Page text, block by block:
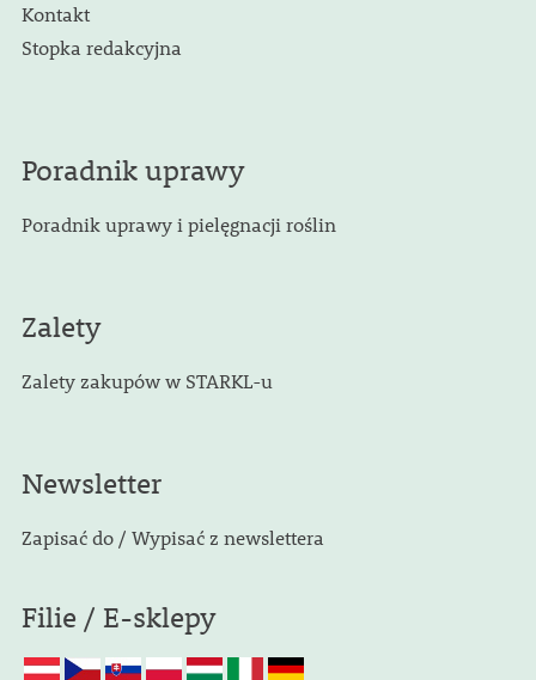
Kontakt
Stopka redakcyjna
Poradnik uprawy
Poradnik uprawy i pielęgnacji roślin
Zalety
Zalety zakupów w STARKL-u
Newsletter
Zapisać do / Wypisać z newslettera
Filie / E-sklepy